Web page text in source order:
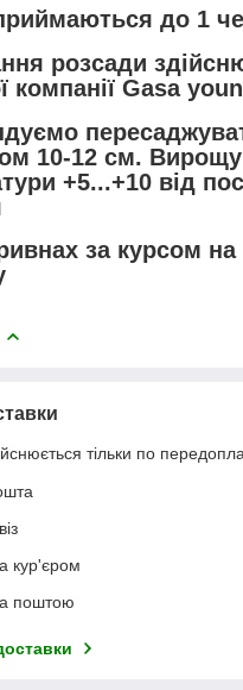
до 1
розсади
компанії Gasa
10-12 см.
+5...+10 від
за курсом
тільки по
кур'єром
поштою